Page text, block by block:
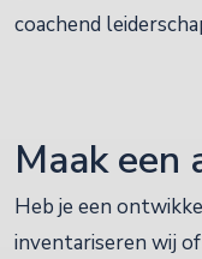
coachend
Maak een
Heb je een
inventariseren wij